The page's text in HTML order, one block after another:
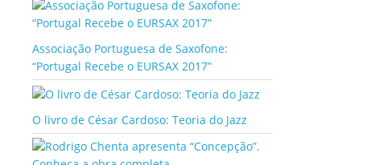
Associação Portuguesa de Saxofone:
“Portugal Recebe o EURSAX 2017”
O livro de César Cardoso: Teoria do Jazz